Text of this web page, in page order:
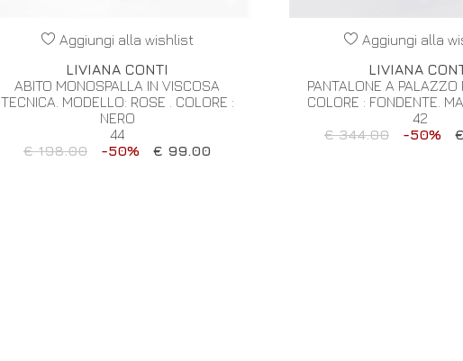
Aggiungi alla wishlist
LIVIANA CONTI
ABITO MONOSPALLA IN VISCOSA
TECNICA. MODELLO: ROSE . COLORE :
NERO
44
€ 198.00
-50% € 99.00
Aggiungi alla
LIVIANA
PANTALONE A PALAZZO
COLORE : FONDENTE.
42
€ 344.00
-50%